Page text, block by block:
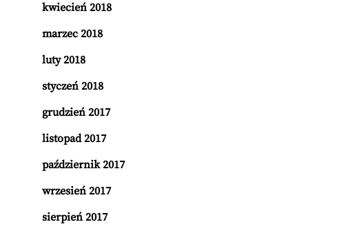
kwiecień 2018
marzec 2018
luty 2018
styczeń 2018
grudzień 2017
listopad 2017
październik 2017
wrzesień 2017
sierpień 2017